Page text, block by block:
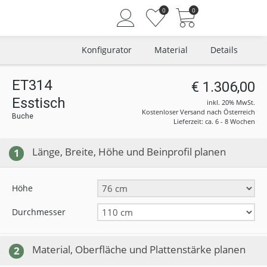
0 0
Konfigurator Material Details
ET314
Esstisch
Buche
€ 1.306,00
inkl. 20% MwSt.
Kostenloser Versand nach Österreich
Lieferzeit: ca. 6 - 8 Wochen
1 Länge, Breite, Höhe und Beinprofil planen
Höhe
Durchmesser
2 Material, Oberfläche und Plattenstärke planen